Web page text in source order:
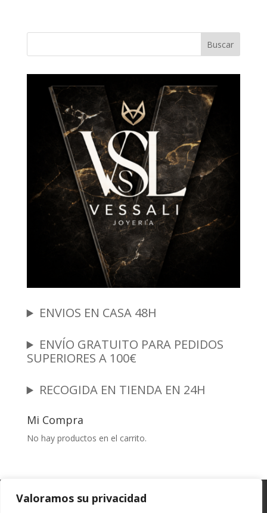
Valoramos su privacidad
Buscar
ENVIOS EN CASA 48H
ENVÍO GRATUITO PARA PEDIDOS
SUPERIORES A 100€
RECOGIDA EN TIENDA EN 24H
Mi Compra
No hay productos en el carrito.
Garantia y Autenticidad